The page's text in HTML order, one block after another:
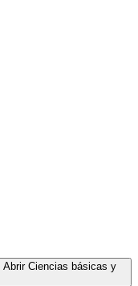
Abrir Ciencias básicas y